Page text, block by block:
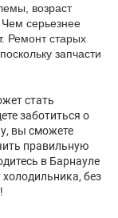
возраст
серьезнее
Ремонт старых
запчасти
стать
заботиться о
вы сможете
правильную
в Барнауле
холодильника, без